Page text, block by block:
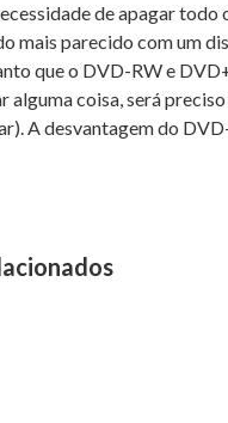
de apagar todo
mais parecido com um
que o DVD-RW e
alguma coisa, será
A desvantagem do